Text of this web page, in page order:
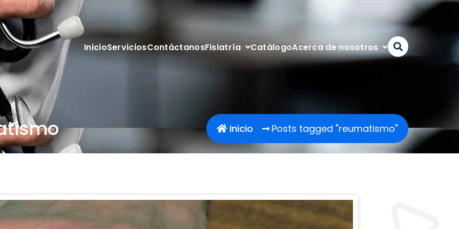
InicioServiciosContáctanosFisiatría CatálogoAcerca de nosotros
Inicio Posts tagged "reumatismo"